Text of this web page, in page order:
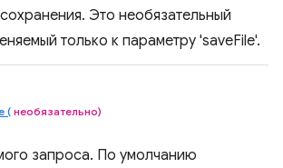
Это необязательный
только к параметру 'saveFile'.
(необязательно)
запроса. По умолчанию